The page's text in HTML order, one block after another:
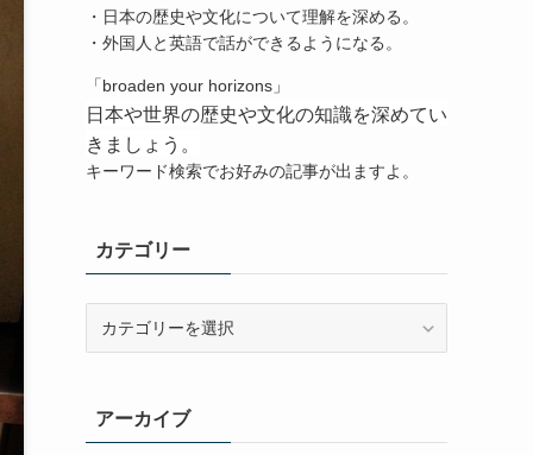
・日本の歴史や文化について理解を深める。
・外国人と英語で話ができるようになる。
「broaden your horizons」
日本や世界の歴史や文化の知識を深めてい
きましょう。
キーワード検索でお好みの記事が出ますよ。
カテゴリー
ーアーカイブ